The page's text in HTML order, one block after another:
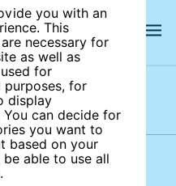
you with an
This
necessary for
as well as
for
purposes, for
display
can decide for
you want to
based on your
able to use all
Authors